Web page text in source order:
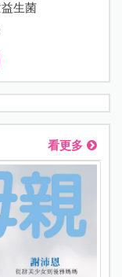
益生菌
看更多